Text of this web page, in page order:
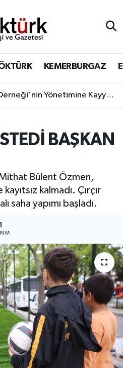
KEMERBURGAZ
Yönetimine Kayyum Atandı
BAŞKAN
Mithat Bülent Özmen,
kalmadı. Çırçır
saha yapımı başladı.
Haritası
ve Fikstür